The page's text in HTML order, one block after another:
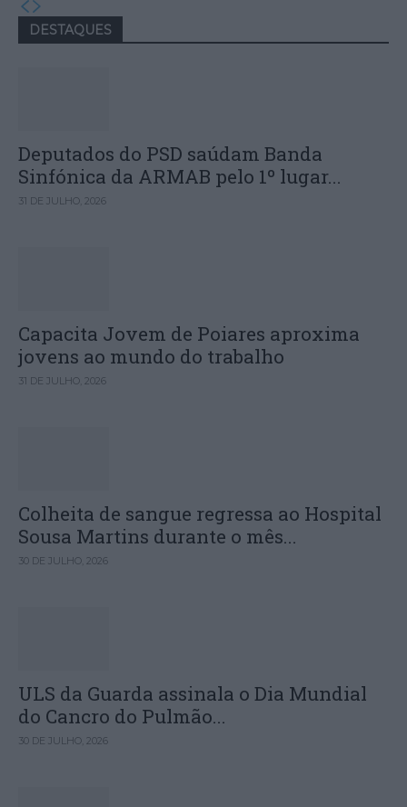
DESTAQUES
Deputados do PSD saúdam Banda
Sinfónica da ARMAB pelo 1º lugar...
31 DE JULHO, 2026
Capacita Jovem de Poiares aproxima
jovens ao mundo do trabalho
31 DE JULHO, 2026
Colheita de sangue regressa ao Hospital
Sousa Martins durante o mês...
30 DE JULHO, 2026
ULS da Guarda assinala o Dia Mundial
do Cancro do Pulmão...
30 DE JULHO, 2026